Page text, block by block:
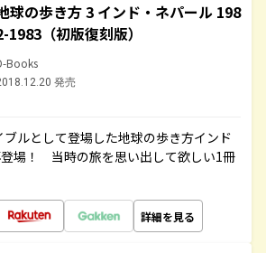
球の歩き方 3 インド・ネパール 198
1983（初版復刻版）
Books
発売
ルとして登場した地球の歩き方インド
場！ 当時の旅を思い出して欲しい1冊
詳細を見る